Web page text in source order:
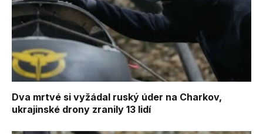
Dva mrtvé si vyžádal ruský úder na Charkov,
ukrajinské drony zranily 13 lidí